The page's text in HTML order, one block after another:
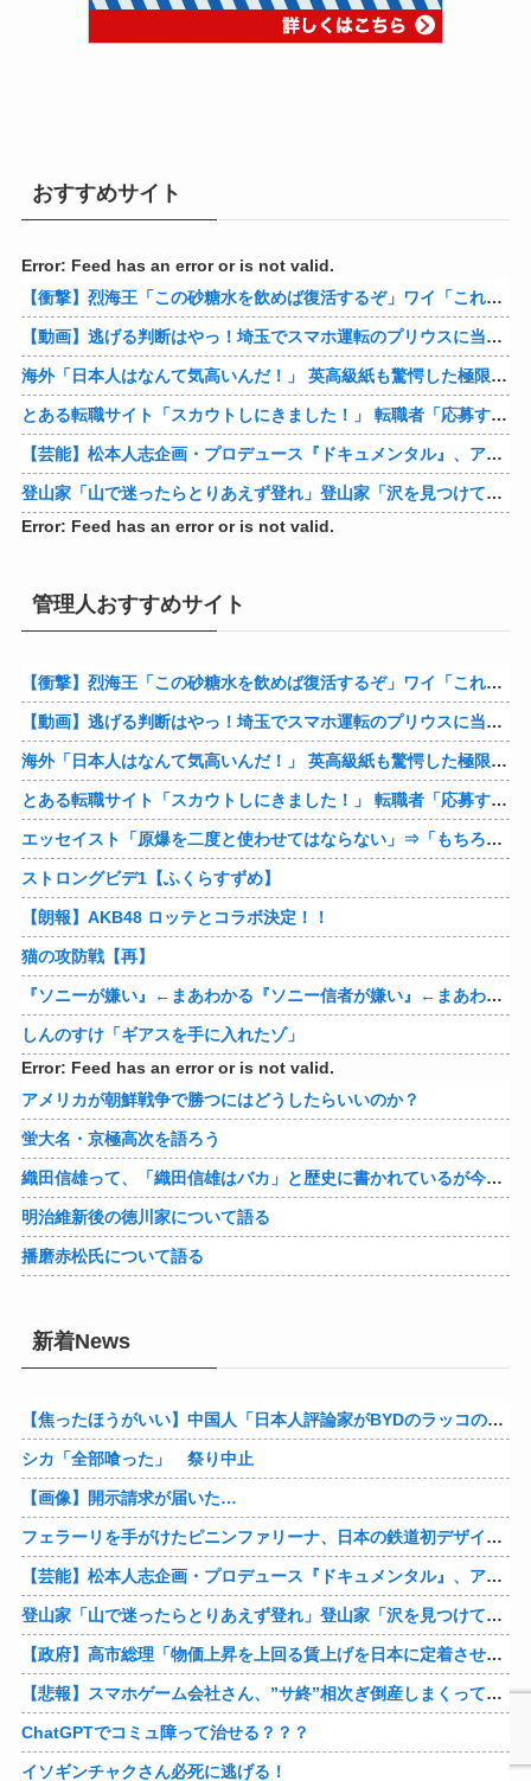
おすすめサイト
Error: Feed has an error or is not valid.
【衝撃】烈海王「この砂糖水を飲めば復活するぞ」ワイ「これはトンデモ理論やろなぁ」ﾍﾟﾗ←結果ｗｗｗｗ
【動画】逃げる判断はやっ！埼玉でスマホ運転のプリウスに当て逃げされる車載。
海外「日本人はなんて気高いんだ！」 英高級紙も驚愕した極限の中の日本人の姿に世界が衝撃
とある転職サイト「スカウトしにきました！」 転職者「応募するわ！」 → 結果ｗｗｗｗｗ
【芸能】松本人志企画・プロデュース『ドキュメンタル』、アメリカで初の制作が決定
登山家「山で迷ったらとりあえず登れ」登山家「沢を見つけて下山しろ」←これ結局どっちが正解なの？
Error: Feed has an error or is not valid.
管理人おすすめサイト
【衝撃】烈海王「この砂糖水を飲めば復活するぞ」ワイ「これはトンデモ理論やろなぁ」ﾍﾟﾗ←結果ｗｗｗｗ
【動画】逃げる判断はやっ！埼玉でスマホ運転のプリウスに当て逃げされる車載。
海外「日本人はなんて気高いんだ！」 英高級紙も驚愕した極限の中の日本人の姿に世界が衝撃
とある転職サイト「スカウトしにきました！」 転職者「応募するわ！」 → 結果ｗｗｗｗｗ
エッセイスト「原爆を二度と使わせてはならない」⇒「もちろん中国の核も非難する？」⇒「中国の核は綺麗な核！」
ストロングビデ1【ふくらすずめ】
【朗報】AKB48 ロッテとコラボ決定！！
猫の攻防戦【再】
『ソニーが嫌い』←まあわかる『ソニー信者が嫌い』←まあわかる『任天堂信者が嫌い』←まあわかる
しんのすけ「ギアスを手に入れたゾ」
Error: Feed has an error or is not valid.
アメリカが朝鮮戦争で勝つにはどうしたらいいのか？
蛍大名・京極高次を語ろう
織田信雄って、「織田信雄はバカ」と歴史に書かれているが今まで家が残っているんでバカではないよな？
明治維新後の徳川家について語る
播磨赤松氏について語る
新着News
【焦ったほうがいい】中国人「日本人評論家がBYDのラッコの装備を褒めてるけど中国では基本的な装備やぞ…？」
シカ「全部喰った」 祭り中止
【画像】開示請求が届いた…
フェラーリを手がけたピニンファリーナ、日本の鉄道初デザイン。南海電鉄が新たな空港特急をなにわ筋線へ導入
【芸能】松本人志企画・プロデュース『ドキュメンタル』、アメリカで初の制作が決定
登山家「山で迷ったらとりあえず登れ」登山家「沢を見つけて下山しろ」←これ結局どっちが正解なの？
【政府】高市総理「物価上昇を上回る賃上げを日本に定着させる」 国家公務員月給3.51％増へ 人事院の勧告を受け
【悲報】スマホゲーム会社さん、”サ終”相次ぎ倒産しまくってる模様
ChatGPTでコミュ障って治せる？？？
イソギンチャクさん必死に逃げる！